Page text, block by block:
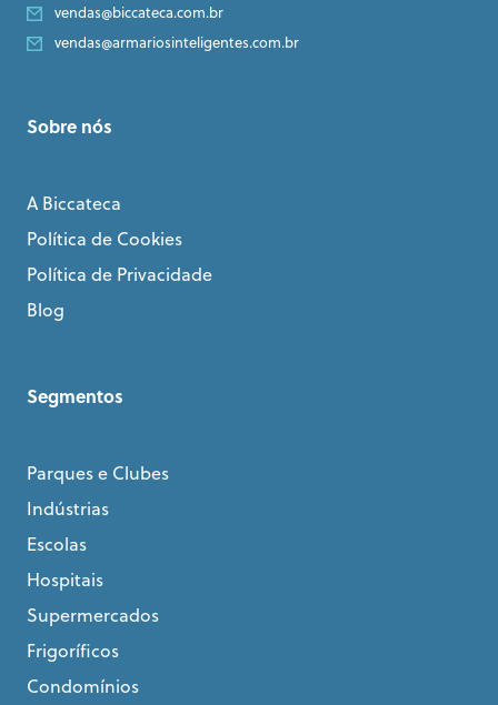
vendas@biccateca.com.br
vendas@armariosinteligentes.com.br
Sobre nós
A Biccateca
Política de Cookies
Política de Privacidade
Blog
Segmentos
Parques e Clubes
Indústrias
Escolas
Hospitais
Supermercados
Frigoríficos
Condomínios